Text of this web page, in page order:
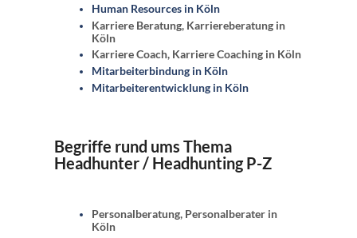
Human Resources in Köln
Karriere Beratung, Karriereberatung in
Köln
Karriere Coach, Karriere Coaching in Köln
Mitarbeiterbindung in Köln
Mitarbeiterentwicklung in Köln
Begriffe rund ums Thema
Headhunter / Headhunting P-Z
Personalberatung, Personalberater in
Köln